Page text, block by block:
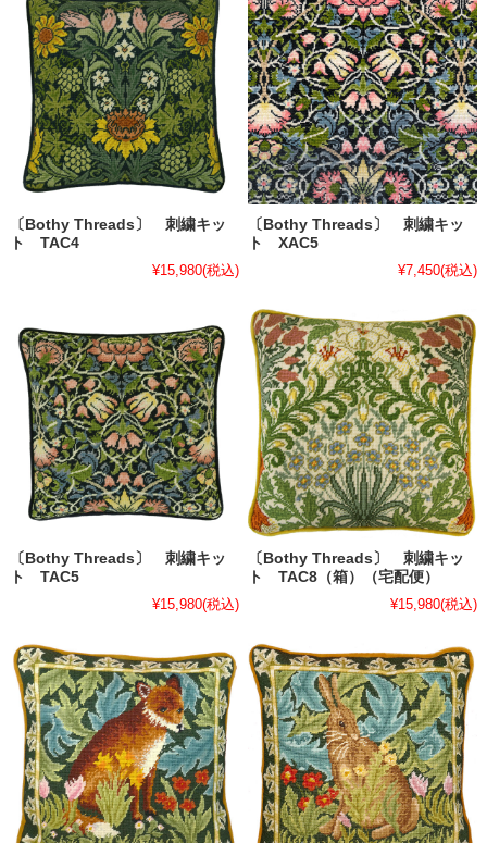
〔Bothy Threads〕 刺繍キッ
ト TAC4
¥15,980(税込)
〔Bothy Threads〕 刺繍キッ
ト XAC5
¥7,450(税込)
〔Bothy Threads〕 刺繍キッ
ト TAC5
¥15,980(税込)
〔Bothy Threads〕 刺繍キッ
ト TAC8（箱）（宅配便）
¥15,980(税込)